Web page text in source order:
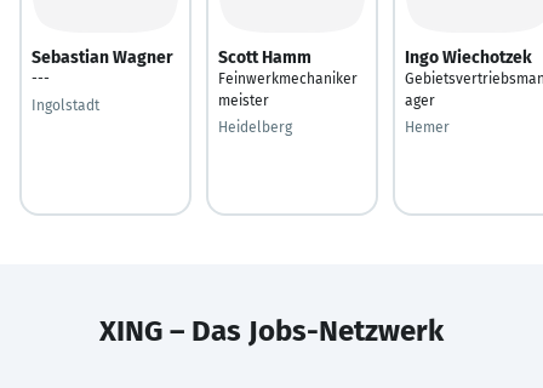
Sebastian Wagner
---
Ingolstadt
Scott Hamm
Feinwerkmechaniker
meister
Heidelberg
Ingo Wiechotzek
ager
Hemer
XING – Das Jobs-Netzwerk